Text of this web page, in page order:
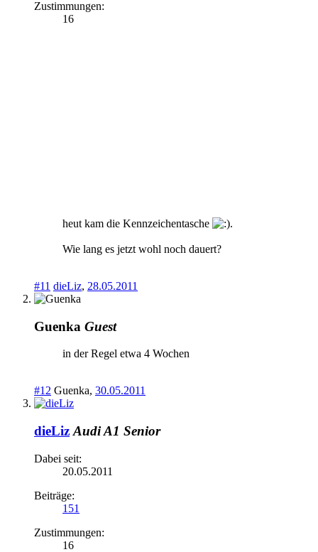
Zustimmungen:
16
heut kam die Kennzeichentasche .
Wie lang es jetzt wohl noch dauert?
#11 dieLiz, 28.05.2011
Guenka Guest
in der Regel etwa 4 Wochen
#12 Guenka, 30.05.2011
dieLiz Audi A1 Senior
Dabei seit:
20.05.2011
Beiträge:
151
Zustimmungen:
16